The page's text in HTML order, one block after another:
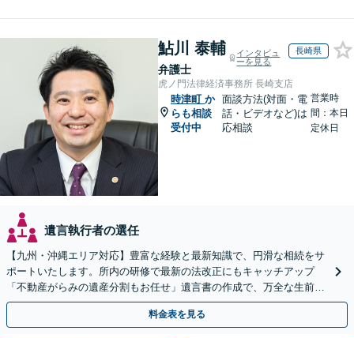
鮎川 泰輔
弁護士
インタビュ
ーを見る
長崎県
虎ノ門法律経済事務所 長崎支店
時津町 か
らも相談
受付中
面談方法(対面・電
話・ビデオなど)は
応相談
営業時
間：本日
定休日
遺言執行者の選任
【九州・沖縄エリア対応】豊富な経験と最新知識で、円滑な相続をサ
ポートいたします。所内の研修で最新の法改正にもキャッチアップ
「不動産がらみの遺産分割もお任せ」遺言書の作成で、万全な生前対
策をおこないましょう【夜間・休日面談可】
料金表を見る